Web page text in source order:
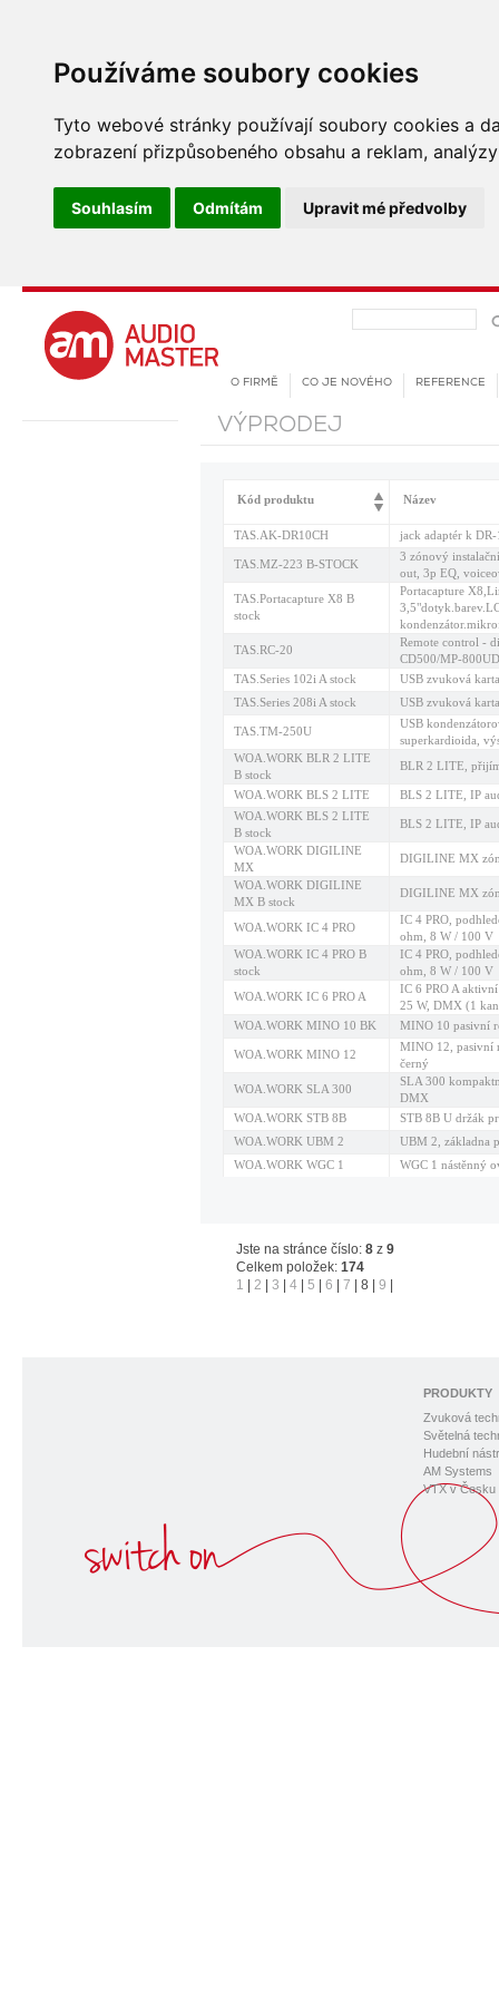
Používáme soubory cookies
Tyto webové stránky používají soubory cookies a
zobrazení přizpůsobeného obsahu a reklam,
Souhlasím Odmítám Upravit mé předvolby
VÝPRODEJ
Kód produktu Název
TAS.AK-DR10CH jack adaptér k
TAS.MZ-223 B-STOCK
3 zónový
out, 3p EQ,
TAS.Portacapture X8 B
stock
Portacapture
TAS.RC-20
Remote control -
CD500/MP-
TAS.Series 102i A stock
USB zvuková
TAS.Series 208i A stock
USB zvuková
TAS.TM-250U
USB
superkardioida,
WOA.WORK BLR 2 LITE
B stock
BLR 2 LITE,
WOA.WORK BLS 2 LITE
BLS 2 LITE, IP
WOA.WORK BLS 2 LITE
B stock
BLS 2 LITE, IP
WOA.WORK DIGILINE
MX
DIGILINE MX
WOA.WORK DIGILINE
MX B stock
DIGILINE MX
WOA.WORK IC 4 PRO
IC 4 PRO,
ohm, 8 W / 100 V
WOA.WORK IC 4 PRO B
stock
IC 4 PRO,
ohm, 8 W / 100 V
WOA.WORK IC 6 PRO A
IC 6 PRO A
25 W, DMX (1
WOA.WORK MINO 10 BK
MINO 10 pasivní
WOA.WORK MINO 12
MINO 12, pasivní
černý
WOA.WORK SLA 300
SLA 300
DMX
WOA.WORK STB 8B
STB 8B U držák
WOA.WORK UBM 2
UBM 2, základna
WOA.WORK WGC 1
WGC 1 nástěnný
Jste na stránce číslo: 8 z 9
Celkem položek: 174
1
2 3 4 5 6 7 8 9
REFERENCE
CO JE NOVÉHO
O FIRMĚ
PRODUKTY
Zvuková
Světelná
Hudební
AM Systems
VTX v Česku